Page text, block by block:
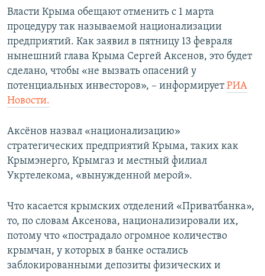
Власти Крыма обещают отменить с 1 марта
процедуру так называемой национализации
предприятий. Как заявил в пятницу 13 февраля
нынешний глава Крыма Сергей Аксенов, это будет
сделано, чтобы «не вызвать опасений у
потенциальных инвесторов», – информируетРИА
Новости.
Аксёнов назвал «национализацию»
стратегических предприятий Крыма, таких как
Крымэнерго, Крымгаз и местный филиал
Укртелекома, «вынужденной мерой».
Что касается крымских отделений «Приватбанка»,
то, по словам Аксенова, национализировали их,
потому что «пострадало огромное количество
крымчан, у которых в банке остались
заблокированными депозиты физических и